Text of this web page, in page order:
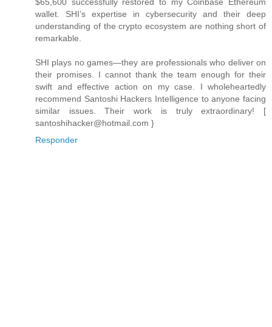
wallet. SHI’s expertise in cybersecurity and their deep
understanding of the crypto ecosystem are nothing short of
remarkable.
SHI plays no games—they are professionals who deliver on
their promises. I cannot thank the team enough for their
swift and effective action on my case. I wholeheartedly
recommend Santoshi Hackers Intelligence to anyone facing
similar issues. Their work is truly extraordinary! [
santoshihacker@hotmail.com }
Responder